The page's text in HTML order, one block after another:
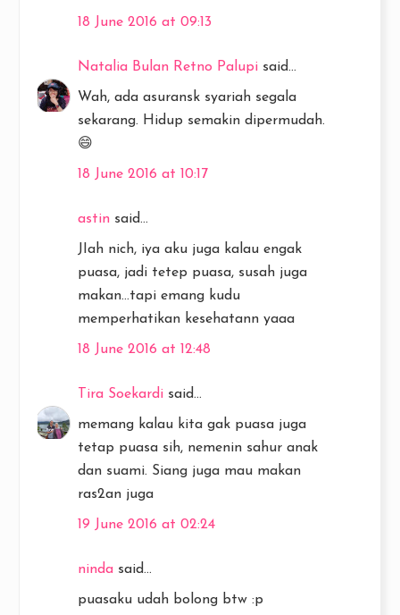
18 June 2016 at 09:13
Natalia Bulan Retno Palupi said...
Wah, ada asuransk syariah segala
sekarang. Hidup semakin dipermudah.
😄
18 June 2016 at 10:17
astin said...
JIah nich, iya aku juga kalau engak
puasa, jadi tetep puasa, susah juga
makan...tapi emang kudu
memperhatikan kesehatann yaaa
18 June 2016 at 12:48
Tira Soekardi said...
memang kalau kita gak puasa juga
tetap puasa sih, nemenin sahur anak
dan suami. Siang juga mau makan
ras2an juga
19 June 2016 at 02:24
ninda said...
puasaku udah bolong btw :p